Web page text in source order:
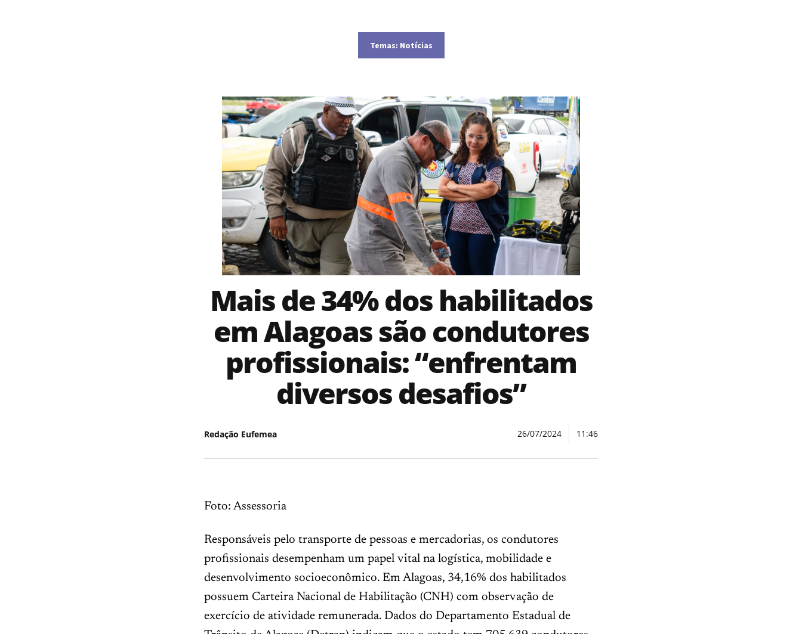
Temas: Notícias
Mais de 34% dos habilitados
em Alagoas são condutores
profissionais: “enfrentam
diversos desafios”
Redação Eufemea 26/07/2024 11:46
Foto: Assessoria
Responsáveis pelo transporte de pessoas e mercadorias, os condutores
profissionais desempenham um papel vital na logística, mobilidade e
desenvolvimento socioeconômico. Em Alagoas, 34,16% dos habilitados
possuem Carteira Nacional de Habilitação (CNH) com observação de
exercício de atividade remunerada. Dados do Departamento Estadual de